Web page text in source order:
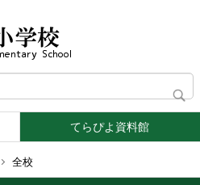
てらぴよ資料館
全校